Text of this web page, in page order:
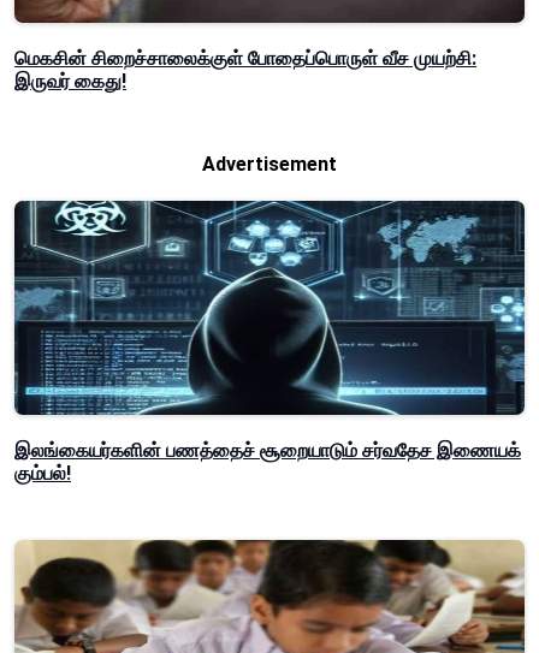
மெகசின் சிறைச்சாலைக்குள் போதைப்பொருள் வீச முயற்சி:
இருவர் கைது!
Advertisement
இலங்கையர்களின் பணத்தைச் சூறையாடும் சர்வதேச இணையக்
கும்பல்!